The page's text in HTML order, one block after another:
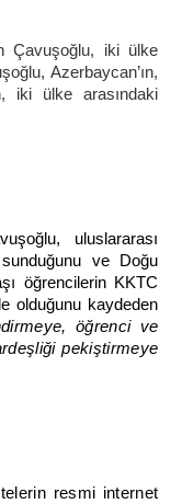
Çavuşoğlu, iki ülke
Azerbaycan’ın,
iki ülke arasındaki
uluslararası
ve Doğu
öğrencilerin KKTC
olduğunu kaydeden
öğrenci ve
pekiştirmeye
resmi internet